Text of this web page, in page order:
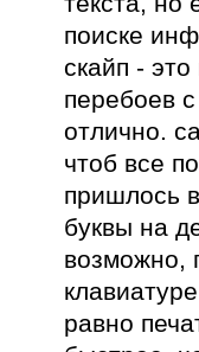
поиске
скайп -
перебоев
отлично.
чтоб все
пришлось
буквы на
возможно,
равно